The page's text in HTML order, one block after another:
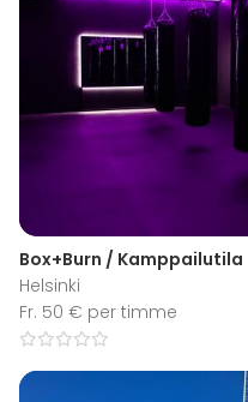
Box+Burn / Kamppailutila
Helsinki
Fr. 50 € per timme